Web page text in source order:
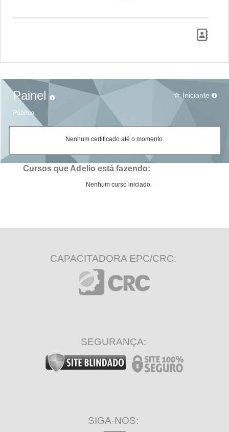
Painel
Público
star_border Iniciante
Nenhum certificado até o momento.
Cursos que Adelio está fazendo:
Nenhum curso iniciado.
CAPACITADORA EPC/CRC:
SEGURANÇA:
SIGA-NOS: